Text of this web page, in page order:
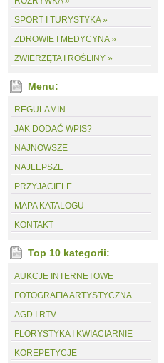
SPORT I TURYSTYKA »
ZDROWIE I MEDYCYNA »
ZWIERZĘTA I ROŚLINY »
Menu:
REGULAMIN
JAK DODAĆ WPIS?
NAJNOWSZE
NAJLEPSZE
PRZYJACIELE
MAPA KATALOGU
KONTAKT
Top 10 kategorii:
AUKCJE INTERNETOWE
FOTOGRAFIA ARTYSTYCZNA
AGD I RTV
FLORYSTYKA I KWIACIARNIE
KOREPETYCJE